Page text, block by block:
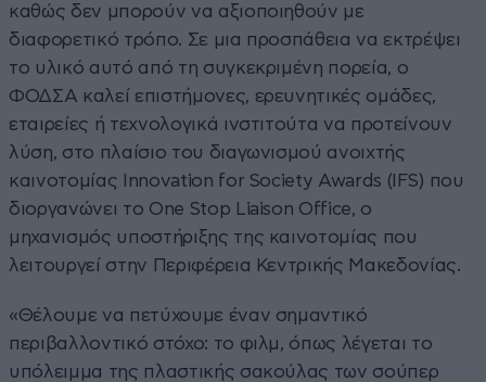
καθώς δεν μπορούν να αξιοποιηθούν με
διαφορετικό τρόπο. Σε μια προσπάθεια να εκτρέψει
το υλικό αυτό από τη συγκεκριμένη πορεία, ο
ΦΟΔΣΑ καλεί επιστήμονες, ερευνητικές ομάδες,
εταιρείες ή τεχνολογικά ινστιτούτα να προτείνουν
λύση, στο πλαίσιο του διαγωνισμού ανοιχτής
καινοτομίας Innovation for Society Awards (ΙFS) που
διοργανώνει το One Stop Liaison Office, ο
μηχανισμός υποστήριξης της καινοτομίας που
λειτουργεί στην Περιφέρεια Κεντρικής Μακεδονίας.
«Θέλουμε να πετύχουμε έναν σημαντικό
περιβαλλοντικό στόχο: το φιλμ, όπως λέγεται το
υπόλειμμα της πλαστικής σακούλας των σούπερ